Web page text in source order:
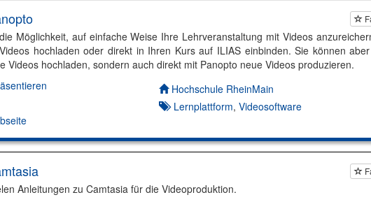
Möglichkeit, auf einfache Weise Ihre Lehrveranstaltung mit Videos
hochladen oder direkt in Ihren Kurs auf ILIAS einbinden. Sie können
Videos hochladen, sondern auch direkt mit Panopto neue Videos produzieren.
Autor*in:
Hochschule RheinMain
Lernplattform, Videosoftware
Anleitungen zu Camtasia für die Videoproduktion.